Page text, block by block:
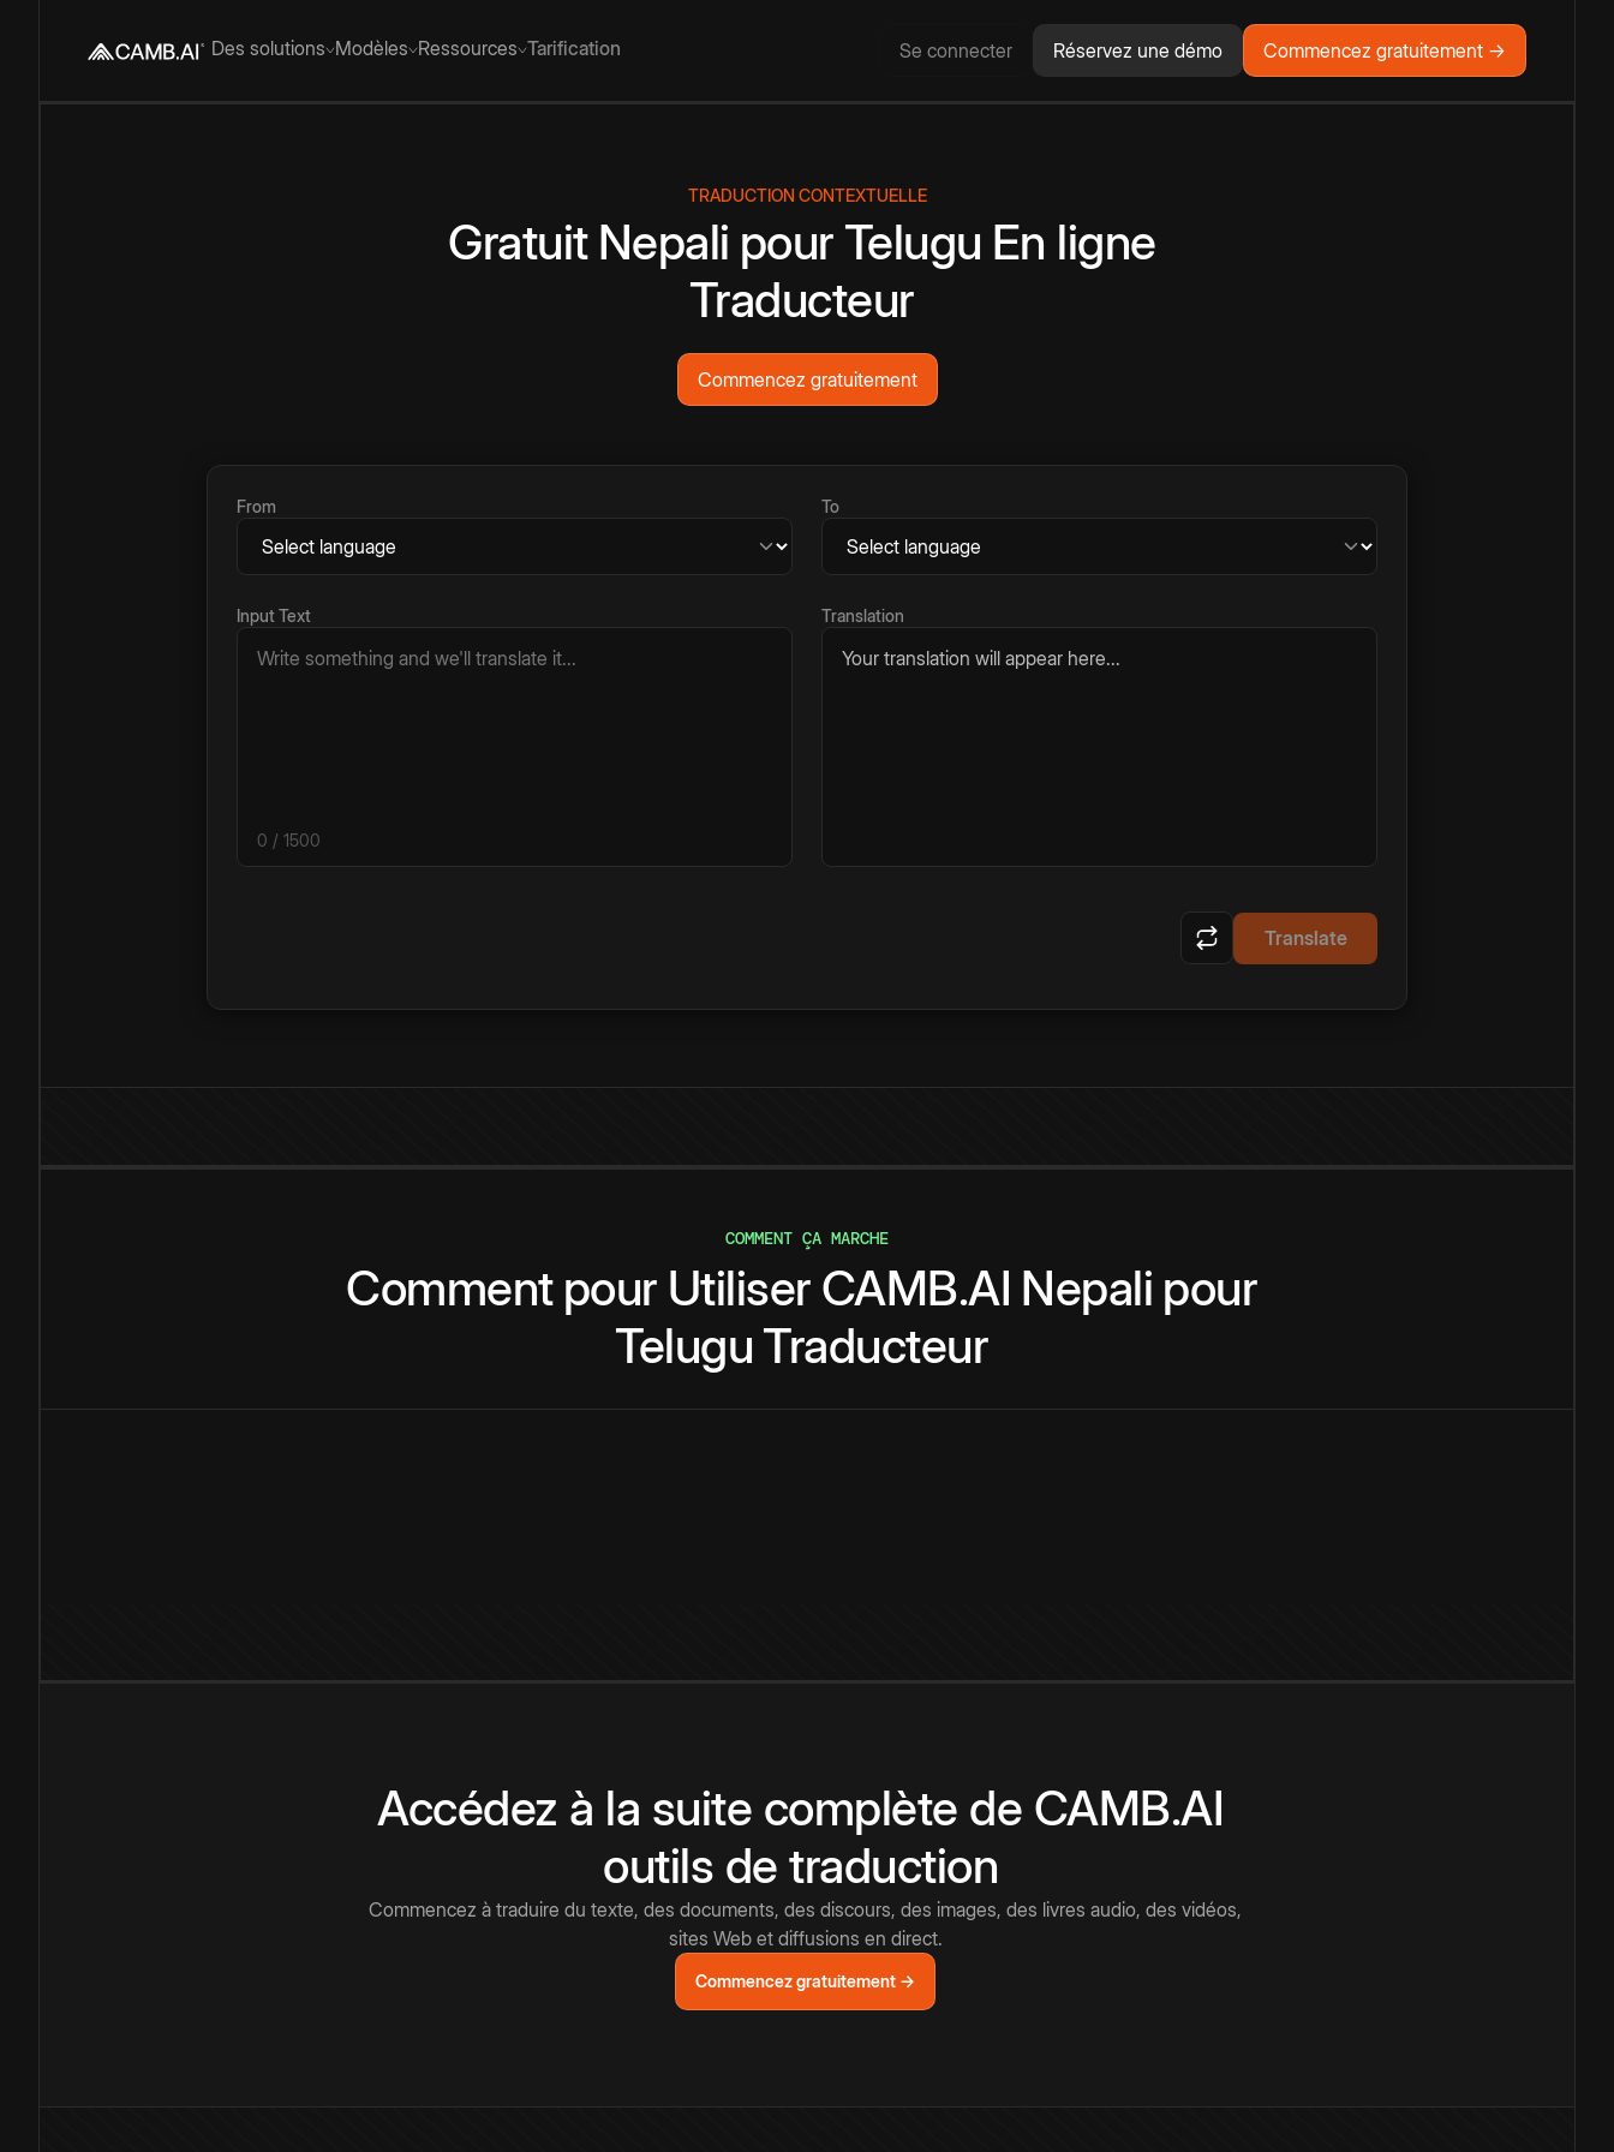
Des solutions Modèles Ressources Tarification Se connecter Réservez une démo Commencez gratuitement →
TRADUCTION CONTEXTUELLE
Gratuit Nepali pour Telugu En ligne
Traducteur
Commencez gratuitement
From To
Input Text
0 / 1500
Translation
Your translation will appear here...
Translate
COMMENT ÇA MARCHE
Comment pour Utiliser CAMB.AI Nepali pour
Telugu Traducteur
Accédez à la suite complète de CAMB.AI
outils de traduction
Commencez à traduire du texte, des documents, des discours, des images, des livres audio, des vidéos,
sites Web et diffusions en direct.
Commencez gratuitement →